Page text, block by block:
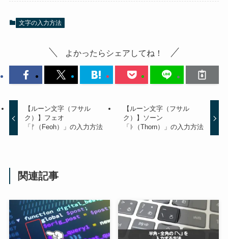
文字の入力方法
よかったらシェアしてね！
【ルーン文字（フサル
ク）】フェオ
「ᚠ（Feoh）」の入力方法
【ルーン文字（フサル
ク）】ソーン
「ᚦ（Thorn）」の入力方法
関連記事